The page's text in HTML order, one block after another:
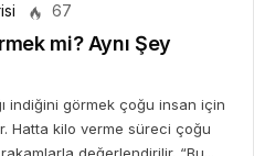
67
mi? Aynı Şey
indiğini görmek çoğu insan için
Hatta kilo verme süreci çoğu